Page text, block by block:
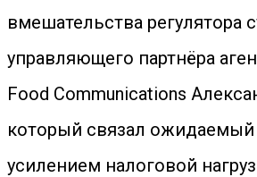
вмешательства регулятора
управляющего партнёра
Food Communications
который связал ожидаемый
усилением налоговой